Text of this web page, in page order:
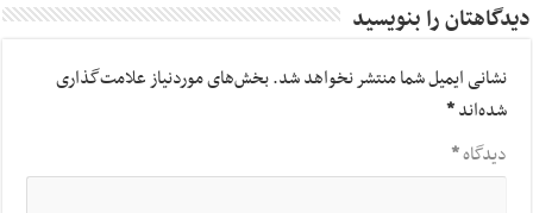
دیدگاهتان را بنویسید
نشانی ایمیل شما منتشر نخواهد شد.بخش‌های موردنیاز علامت‌گذاری
شده‌اند*
دیدگاه*